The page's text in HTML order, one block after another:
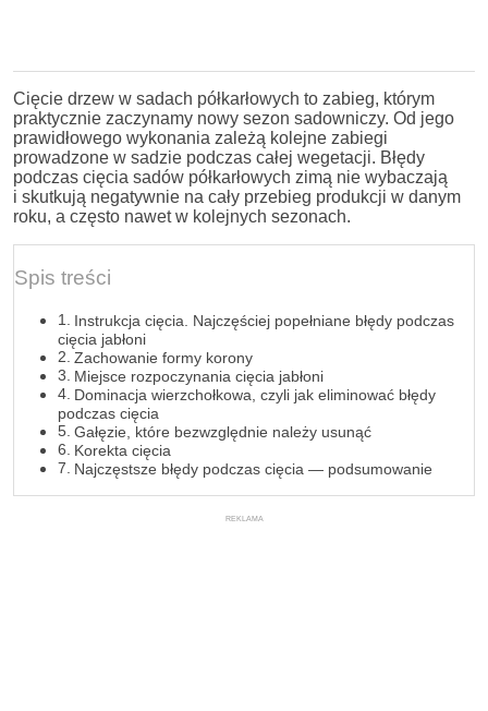
Cięcie drzew w sadach półkarłowych to zabieg, którym
praktycznie zaczynamy nowy sezon sadowniczy. Od jego
prawidłowego wykonania zależą kolejne zabiegi
prowadzone w sadzie podczas całej wegetacji. Błędy
podczas cięcia sadów półkarłowych zimą nie wybaczają
i skutkują negatywnie na cały przebieg produkcji w danym
roku, a często nawet w kolejnych sezonach.
Spis treści
Instrukcja cięcia. Najczęściej popełniane błędy podczas
cięcia jabłoni
Zachowanie formy korony
Miejsce rozpoczynania cięcia jabłoni
Dominacja wierzchołkowa, czyli jak eliminować błędy
podczas cięcia
Gałęzie, które bezwzględnie należy usunąć
Korekta cięcia
Najczęstsze błędy podczas cięcia — podsumowanie
REKLAMA